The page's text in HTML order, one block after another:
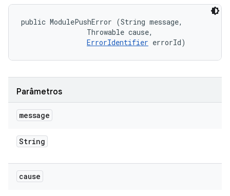
public ModulePushError (String message,
                Throwable cause,
ErrorIdentifier errorId)
Parâmetros
message
String
cause